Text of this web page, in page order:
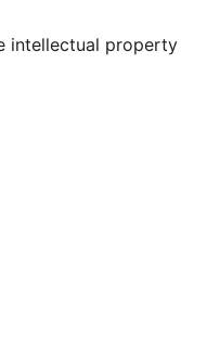
intellectual property